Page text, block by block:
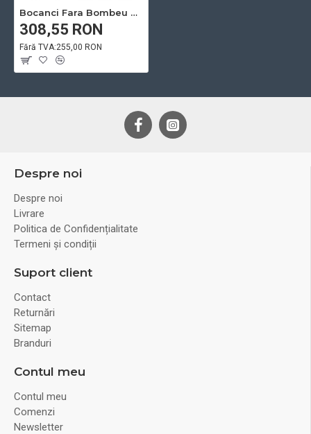
Bocanci Fara Bombeu ARDON® MASTER O2
308,55 RON
Fără TVA:255,00 RON
Despre noi
Despre noi
Livrare
Politica de Confidențialitate
Termeni și condiții
Suport client
Contact
Returnări
Sitemap
Branduri
Contul meu
Contul meu
Comenzi
Newsletter